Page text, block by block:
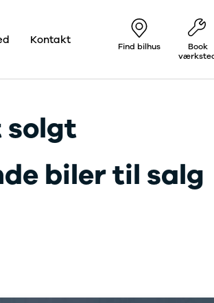
Kontakt Find bilhus
Book
solgt
biler til salg